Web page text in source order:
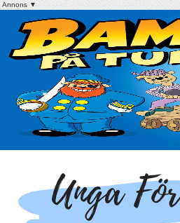
Annons ▼